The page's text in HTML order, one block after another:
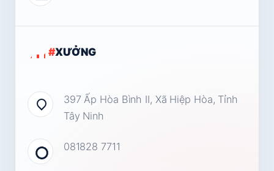
#XƯỞNG
397 Ấp Hòa Bình II, Xã Hiệp Hòa, Tỉnh
Tây Ninh
081828 7711